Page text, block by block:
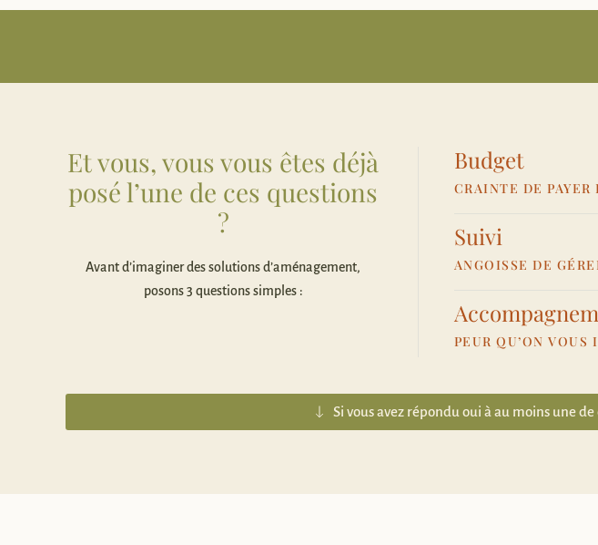
Et vous, vous vous êtes déjà
posé l’une de ces questions
?
Avant d’imaginer des solutions d’aménagement,
posons 3 questions simples :
Budget
CRAINTE DE
Suivi
ANGOISSE DE
PEUR QU’ON
Si vous avez répondu oui à au moins une